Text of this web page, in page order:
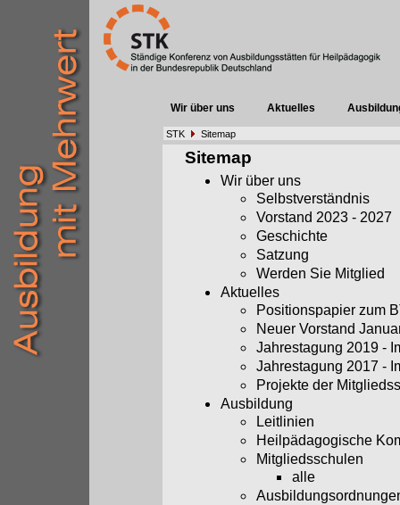
Wir über uns Aktuelles
STK Sitemap
Sitemap
Wir über uns
Selbstverständnis
Vorstand 2023 - 2027
Geschichte
Satzung
Werden Sie Mitglied
Aktuelles
Positionspapier zum
Neuer Vorstand
Jahrestagung 2019 -
Jahrestagung 2017 -
Projekte der
Ausbildung
Leitlinien
Heilpädagogische
Mitgliedsschulen
alle